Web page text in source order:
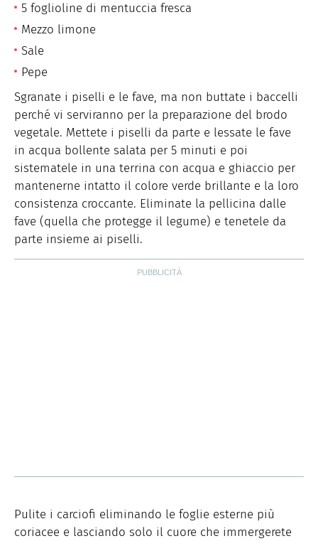
5 foglioline di mentuccia fresca
Mezzo limone
Sale
Pepe
Sgranate i piselli e le fave, ma non buttate i baccelli
perché vi serviranno per la preparazione del brodo
vegetale. Mettete i piselli da parte e lessate le fave
in acqua bollente salata per 5 minuti e poi
sistematele in una terrina con acqua e ghiaccio per
mantenerne intatto il colore verde brillante e la loro
consistenza croccante. Eliminate la pellicina dalle
fave (quella che protegge il legume) e tenetele da
parte insieme ai piselli.
Pulite i carciofi eliminando le foglie esterne più
coriacee e lasciando solo il cuore che immergerete